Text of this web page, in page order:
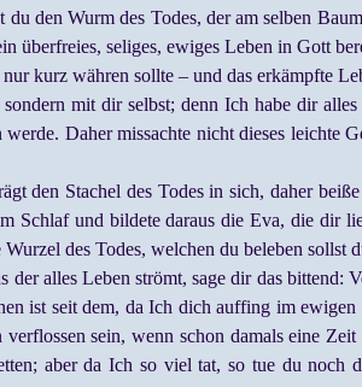
den Wurm des Todes, der am selben
überfreies, seliges, ewiges Leben in Gott
kurz währen sollte – und das erkämpfte
mit dir selbst; denn Ich habe dir
Daher missachte nicht dieses leichte
den Stachel des Todes in sich, daher
Schlaf und bildete daraus die Eva, die dir
des Todes, welchen du beleben sollst
alles Leben strömt, sage dir das bittend:
ist seit dem, da Ich dich auffing im
sein, wenn schon damals eine Zeit
aber da Ich so viel tat, so tue du